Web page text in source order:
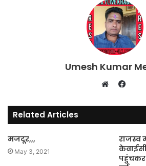
Umesh Kumar
Related Articles
मजदूर,,,
May 3, 2021
राजस्व
पहुंचकर